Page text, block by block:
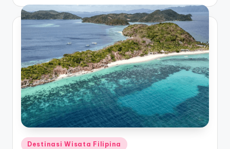
Posted
Destinasi Wisata Filipina